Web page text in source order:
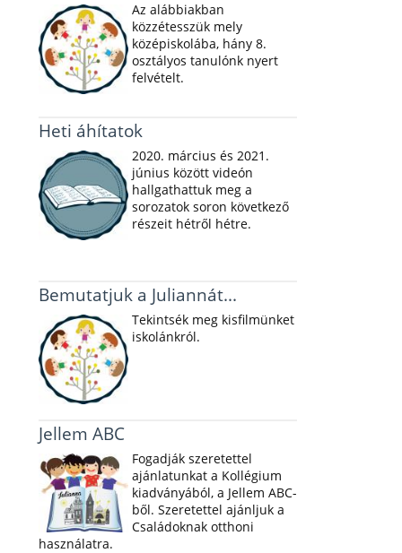
Az alábbiakban
közzétesszük mely
középiskolába, hány 8.
osztályos tanulónk nyert
felvételt.
Heti áhítatok
2020. március és 2021.
június között videón
hallgathattuk meg a
sorozatok soron következő
részeit hétről hétre.
Bemutatjuk a Juliannát...
Tekintsék meg kisfilmünket
iskolánkról.
Jellem ABC
Fogadják szeretettel
ajánlatunkat a Kollégium
kiadványából, a Jellem ABC-
ből. Szeretettel ajánljuk a
Családoknak otthoni
használatra.